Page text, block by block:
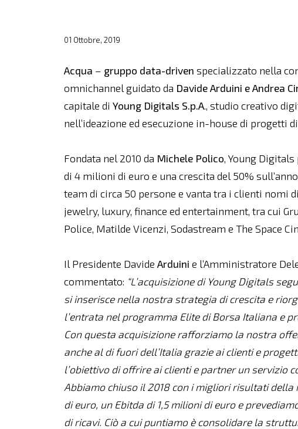
01 Ottobre, 2019
Acqua – gruppo data-driven specializzato nella
omnichannel guidato da Davide Arduini e Andrea
capitale diYoung Digitals S.p.A., studio creativo
nell’ideazione ed esecuzione in-house di progetti
Fondata nel 2010 da Michele Polico, Young
di 4 milioni di euro e una crescita del 50%
team di circa 50 persone e vanta tra i clienti nomi
jewelry, luxury, finance ed entertainment, tra cui
Police, Matilde Vicenzi, Sodastream e The Space
Il Presidente DavideArduini e l’Amministratore
commentato: “L’acquisizione di Young Digitals
si inserisce nella nostra strategia di crescita e
l’entrata nel programma Elite di Borsa Italiana e
Con questa acquisizione rafforziamo la nostra
anche al di fuori dell’Italia grazie ai clienti e
l’obiettivo di offrire ai clienti e partner un servizio
Abbiamo chiuso il 2018 con i migliori risultati
di euro, un Ebitda di 1,5 milioni di euro e
di ricavi. Ciò a cui puntiamo è consolidare la